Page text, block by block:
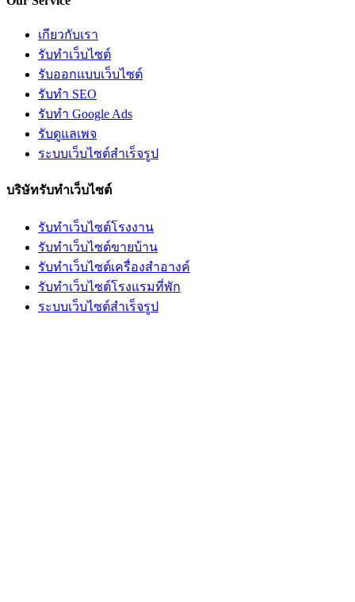
เกียวกับเรา
รับทำเว็บไซต์
รับออกแบบเว็บไซต์
รับทำ SEO
รับทำ Google Ads
รับดูแลเพจ
ระบบเว็บไซต์สำเร็จรูป
บริษัทรับทำเว็บไซต์
รับทำเว็บไซต์โรงงาน
รับทำเว็บไซต์ขายบ้าน
รับทำเว็บไซต์เครื่องสำอางค์
รับทำเว็บไซต์โรงแรมที่พัก
ระบบเว็บไซต์สำเร็จรูป